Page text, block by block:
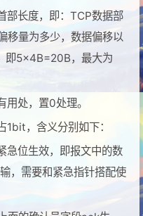
部长度，即：TCP数据部
移量为多少，数据偏移以
即5×4B=20B，最大为
处，置0处理。
，含义分别如下：
急位生效，即报文中的数
，需要和紧急指针搭配使